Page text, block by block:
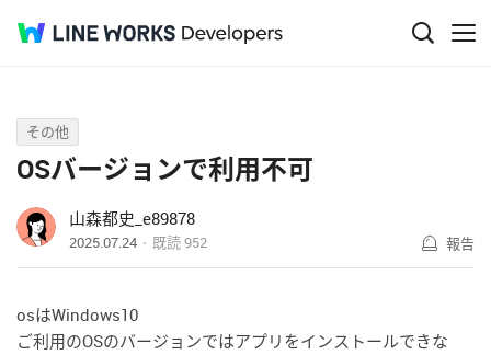
Q&A
その他
OSバージョンで利用不可
山森都史_e89878
2025.07.24 既読952 報告
osはWindows10
ご利用のOSのバージョンではアプリをインストールできな